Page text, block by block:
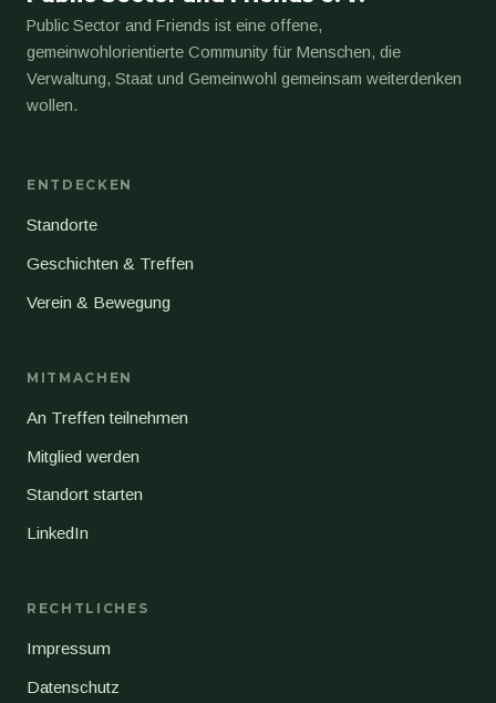
Public Sector and Friends ist eine offene,
gemeinwohlorientierte Community für Menschen, die
Verwaltung, Staat und Gemeinwohl gemeinsam weiterdenken
wollen.
ENTDECKEN
Standorte
Geschichten & Treffen
Verein & Bewegung
MITMACHEN
An Treffen teilnehmen
Mitglied werden
Standort starten
LinkedIn
RECHTLICHES
Impressum
Datenschutz